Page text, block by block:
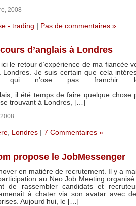
2008
- trading Pas de commentaires »
d’anglais à Londres
le retour d’expérience de ma fiancée
Londres. Je suis certain que cela
qui n’ose pas
il été temps de faire quelque chose
trouvant à Londres, […]
, Londres 7 Commentaires »
propose le JobMessenger
en matière de recrutement. Il y a
au Neo Job Meeting
de rassembler candidats et
à chater via son avatar avec
Aujourd’hui, le […]